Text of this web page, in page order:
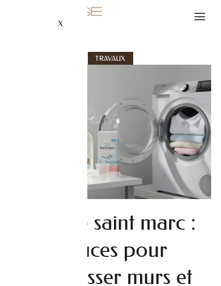
X
TRAVAUX
Lessive saint marc :
astuces pour
dégraisser murs et